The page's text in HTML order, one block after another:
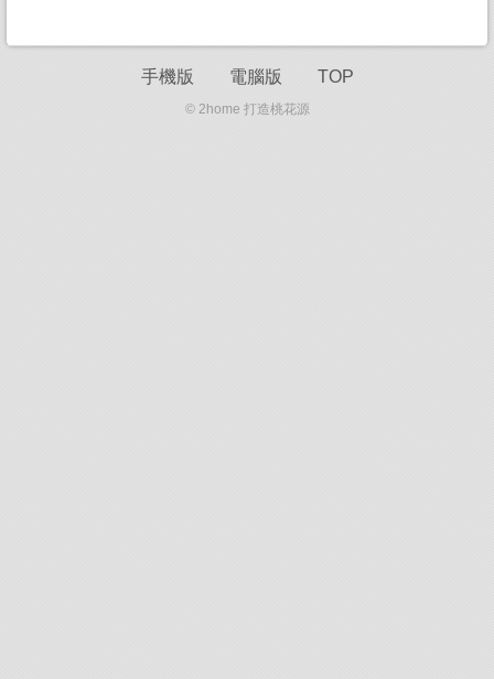
手機版 電腦版 TOP
© 2home 打造桃花源